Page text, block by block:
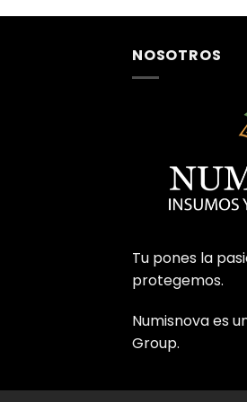
NOSOTROS
Tu pones la
protegemos.
Numisnova es
Group.